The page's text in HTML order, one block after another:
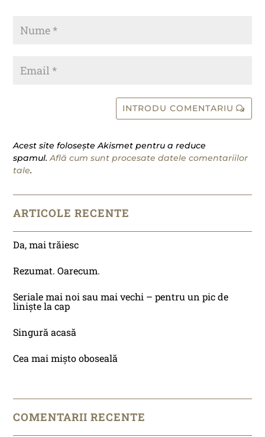
INTRODU COMENTARIU
Acest site folosește Akismet pentru a reduce
spamul.Află cum sunt procesate datele comentariilor
tale.
ARTICOLE RECENTE
Da, mai trăiesc
Rezumat. Oarecum.
Seriale mai noi sau mai vechi – pentru un pic de
liniște la cap
Singură acasă
Cea mai mișto oboseală
COMENTARII RECENTE